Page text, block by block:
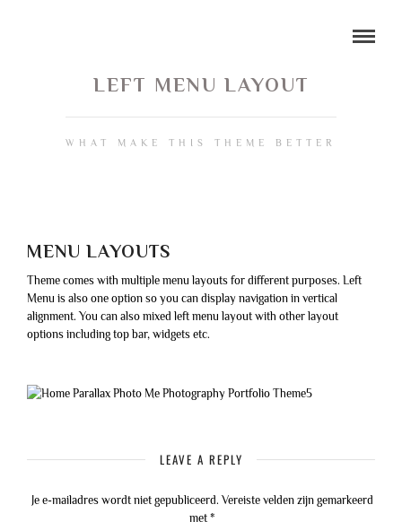
LEFT MENU LAYOUT
WHAT MAKE THIS THEME BETTER
MENU LAYOUTS
Theme comes with multiple menu layouts for different purposes. Left
Menu is also one option so you can display navigation in vertical
alignment. You can also mixed left menu layout with other layout
options including top bar, widgets etc.
LEAVE A REPLY
Je e-mailadres wordt niet gepubliceerd. Vereiste velden zijn gemarkeerd
met*